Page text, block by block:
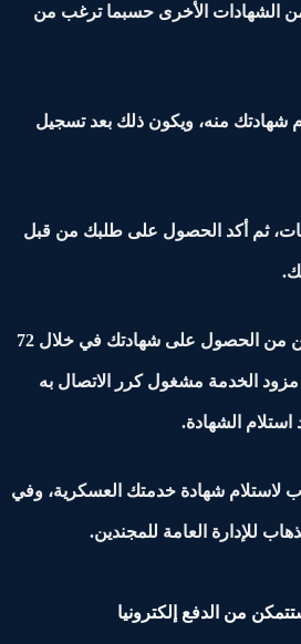
الشهادات الأخرى حسبما ترغب من
منه، ويكون ذلك بعد تسجيل
ثم أكد الحصول على طلبك من قبل
عند استيفاء الطلب قد تتمكن من الحصول على شهادتك في خلال 72
الخدمة مشغول كرر الاتصال به
الشهادة.
شهادة خدمتك العسكرية، وفي
للإدارة العامة للمجندين.
من الدفع إلكترونيا